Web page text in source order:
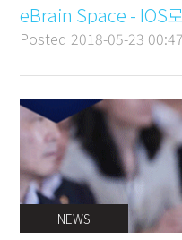
eBrain Space - IOS
Posted 2018-05-23 00:47
NEWS